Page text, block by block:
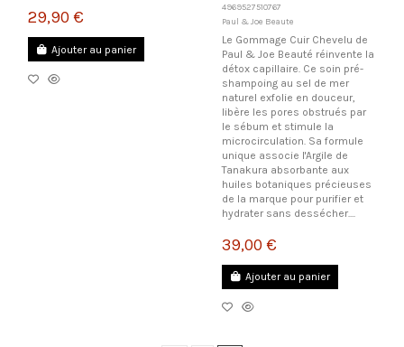
29,90 €
Ajouter au panier
4969527510767
Paul & Joe Beaute
Le Gommage Cuir Chevelu de
Paul & Joe Beauté réinvente la
détox capillaire. Ce soin pré-
shampoing au sel de mer
naturel exfolie en douceur,
libère les pores obstrués par
le sébum et stimule la
microcirculation. Sa formule
unique associe l'Argile de
Tanakura absorbante aux
huiles botaniques précieuses
de la marque pour purifier et
hydrater sans dessécher....
39,00 €
Ajouter au panier